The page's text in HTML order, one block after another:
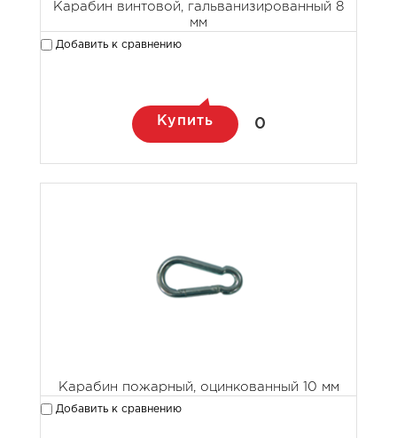
Карабин винтовой, гальванизированный 8
мм
Добавить к сравнению
Купить 0
Карабин пожарный, оцинкованный 10 мм
Добавить к сравнению